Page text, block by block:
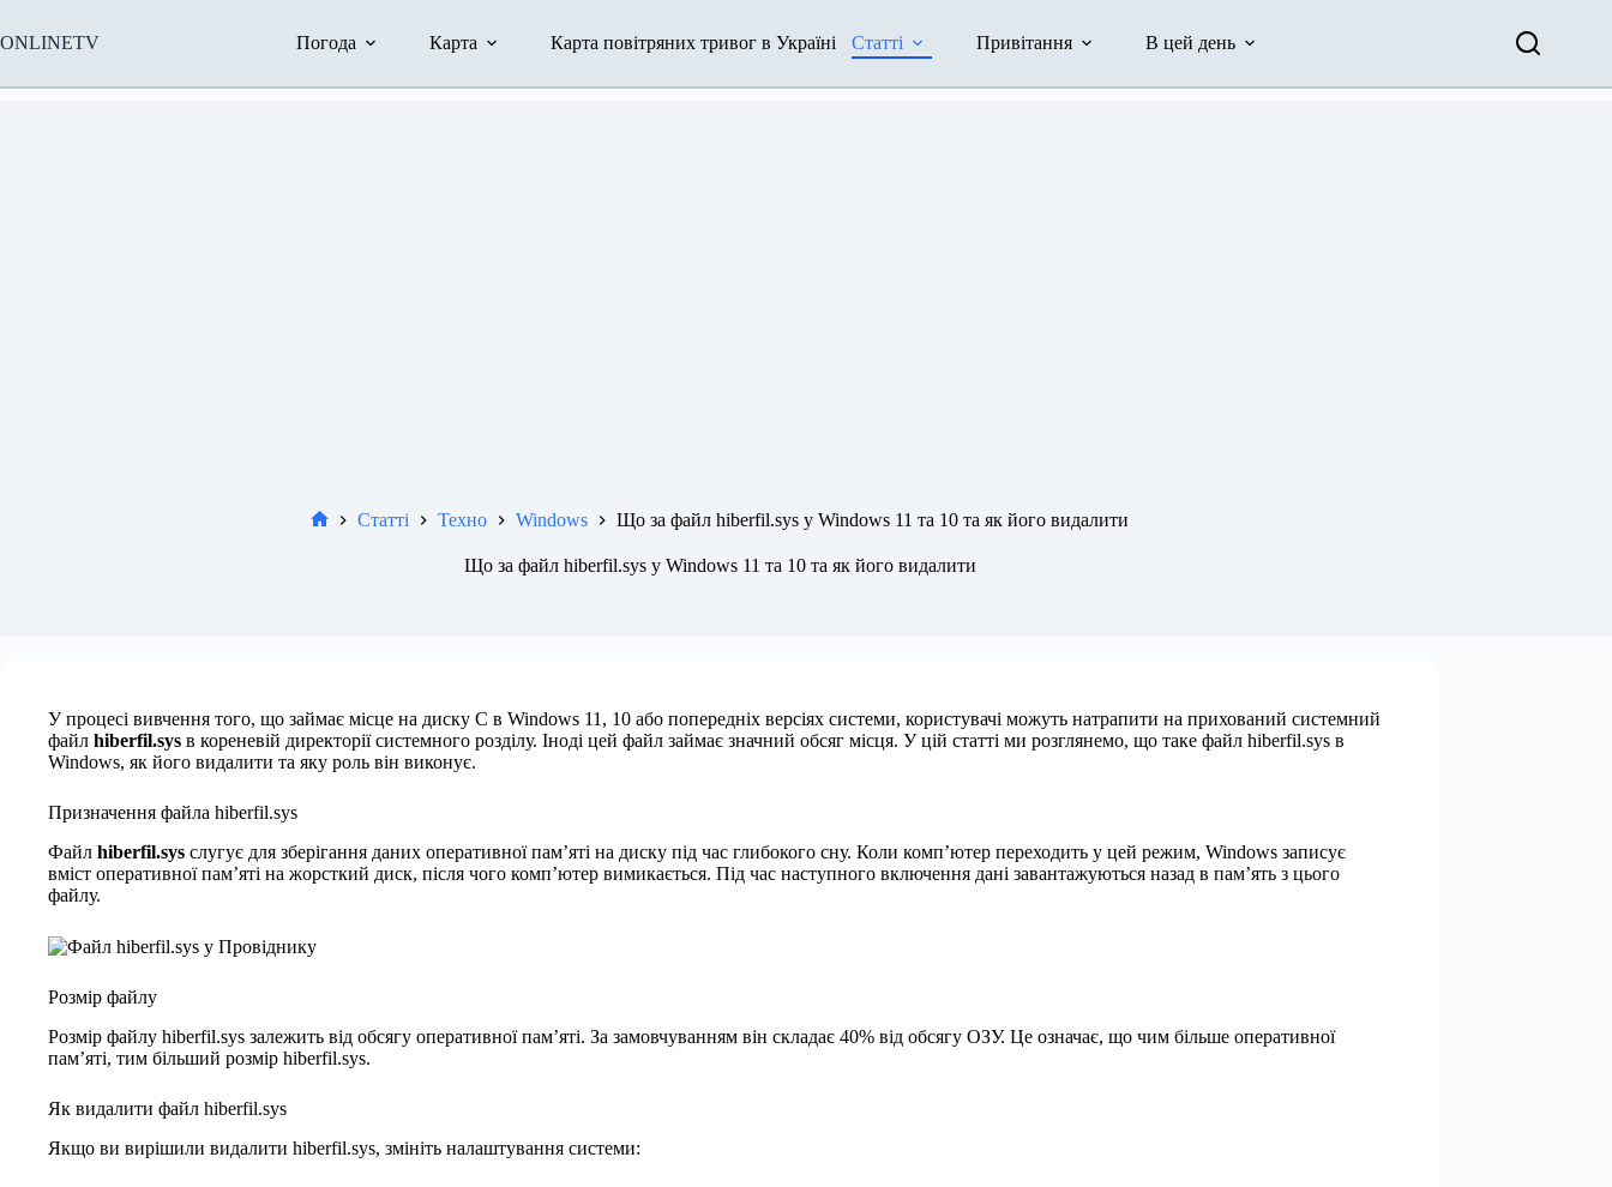
вмісту
ONLINETV Погода Карта Карта повітряних тривог в Україні Статті Привітання В цей день
Статті Техно Windows Що за файл hiberfil.sys у Windows 11 та 10 та як його видалити
Що за файл hiberfil.sys у Windows 11 та 10 та як його видалити
У процесі вивчення того, що займає місце на диску C в Windows 11, 10 або попередніх версіях системи, користувачі можуть натрапити на прихований системний
файл hiberfil.sys в кореневій директорії системного розділу. Іноді цей файл займає значний обсяг місця. У цій статті ми розглянемо, що таке файл hiberfil.sys в
Windows, як його видалити та яку роль він виконує.
Призначення файла hiberfil.sys
Файл hiberfil.sys слугує для зберігання даних оперативної пам’яті на диску під час глибокого сну. Коли комп’ютер переходить у цей режим, Windows записує
вміст оперативної пам’яті на жорсткий диск, після чого комп’ютер вимикається. Під час наступного включення дані завантажуються назад в пам’ять з цього
файлу.
Розмір файлу
Розмір файлу hiberfil.sys залежить від обсягу оперативної пам’яті. За замовчуванням він складає 40% від обсягу ОЗУ. Це означає, що чим більше оперативної
пам’яті, тим більший розмір hiberfil.sys.
Як видалити файл hiberfil.sys
Якщо ви вирішили видалити hiberfil.sys, змініть налаштування системи: